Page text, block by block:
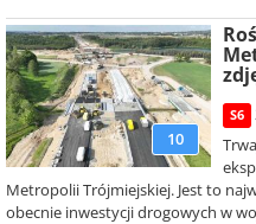
10
S6
Metropolii Trójmiejskiej. Jest to
obecnie inwestycji drogowych w